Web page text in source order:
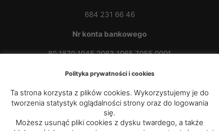
684 231 66 46
Nr konta bankowego
80 1870 1045 2083 1065 7055 0001
Polityka prywatności i cookies
Ta strona korzysta z plików cookies. Wykorzystujemy je do
tworzenia statystyk oglądalności strony oraz do logowania
się.
Możesz usunąć pliki cookies z dysku twardego, a także